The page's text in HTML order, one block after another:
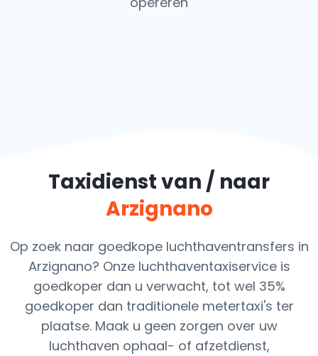
Taxidienst van / naar
Arzignano
Op zoek naar goedkope luchthaventransfers in
Arzignano? Onze luchthaventaxiservice is
goedkoper dan u verwacht, tot wel 35%
goedkoper dan traditionele metertaxi's ter
plaatse. Maak u geen zorgen over uw
luchthaven ophaal- of afzetdienst,